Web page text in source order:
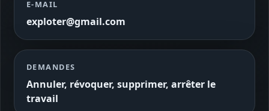
E‑MAIL
exploter@gmail.com
DEMANDES
Annuler, révoquer, supprimer, arrêter le
travail